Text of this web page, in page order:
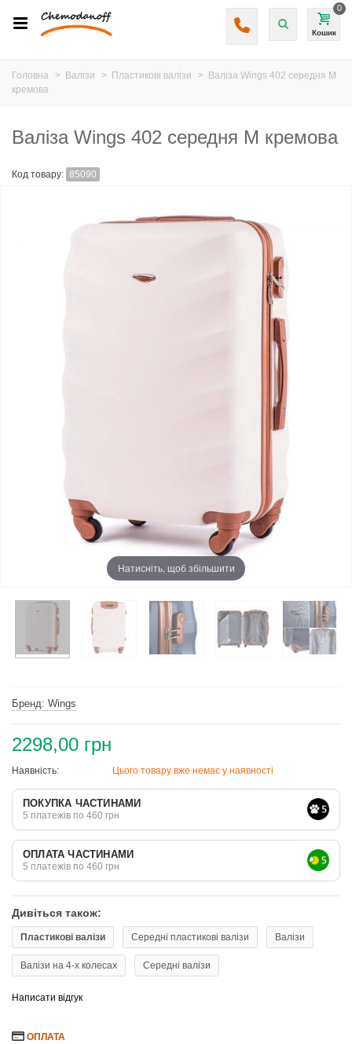
Кошик
0
Головна > Валізи > Пластикові валізи > Валіза Wings 402 середня M
кремова
Валіза Wings 402 середня M кремова
Код товару: 85090
Натисніть, щоб збільшити
Бренд: Wings
2298,00 грн
Наявність: Цього товару вже немає у наявності
ПОКУПКА ЧАСТИНАМИ
5 платежів по 460 грн
ОПЛАТА ЧАСТИНАМИ
5 платежів по 460 грн
Дивіться також:
Пластикові валізи Середні пластикові валізи Валізи
Валізи на 4-х колесах Середні валізи
Написати відгук
ОПЛАТА